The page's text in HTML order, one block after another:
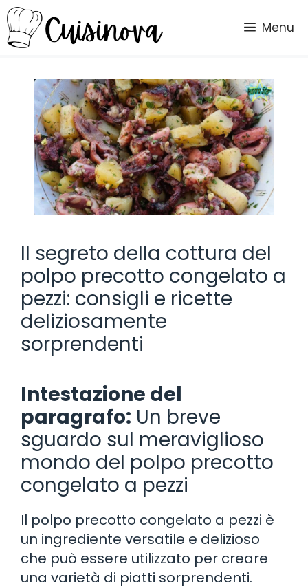
Vai
al
contenuto
Menu
Il segreto della cottura del
polpo precotto congelato a
pezzi: consigli e ricette
deliziosamente
sorprendenti
Intestazione del
paragrafo: Un breve
sguardo sul meraviglioso
mondo del polpo precotto
congelato a pezzi
Il polpo precotto congelato a pezzi è
un ingrediente versatile e delizioso
che può essere utilizzato per creare
una varietà di piatti sorprendenti.